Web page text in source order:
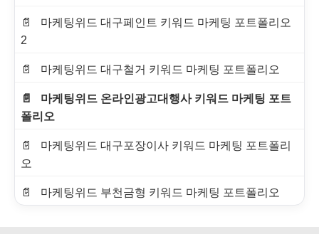
마케팅위드 대구페인트 키워드 마케팅 포트폴리오
2
마케팅위드 대구철거 키워드 마케팅 포트폴리오
마케팅위드 온라인광고대행사 키워드 마케팅 포트
폴리오
마케팅위드 대구포장이사 키워드 마케팅 포트폴리
오
마케팅위드 부천금형 키워드 마케팅 포트폴리오